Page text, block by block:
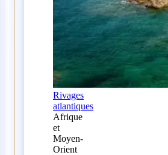
Rivages
atlantiques
Afrique
et
Moyen-
Orient